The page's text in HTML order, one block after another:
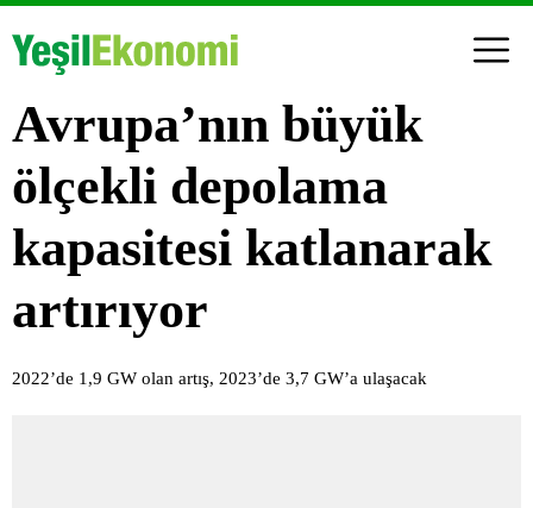
Avrupa’nın büyük
ölçekli depolama
kapasitesi katlanarak
artırıyor
2022’de 1,9 GW olan artış, 2023’de 3,7 GW’a ulaşacak